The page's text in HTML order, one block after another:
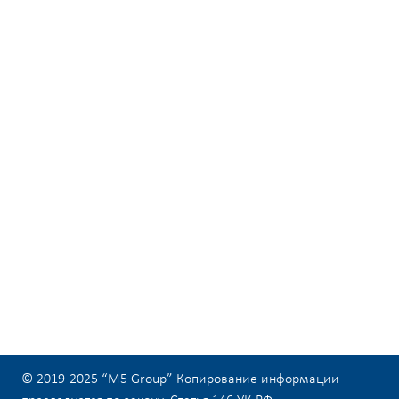
© 2019-2025 “M5 Group” Копирование информации